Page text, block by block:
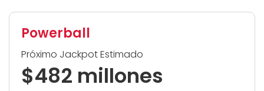
Powerball
Próximo Jackpot Estimado
$482 millones